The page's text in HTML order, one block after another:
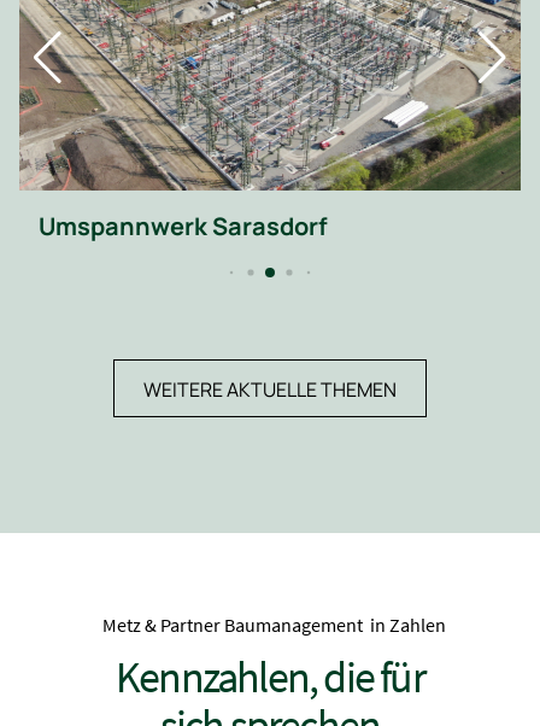
Umspannwerk Sarasdorf
WEITERE AKTUELLE THEMEN
Metz & Partner Baumanagement in Zahlen
Kennzahlen, die für